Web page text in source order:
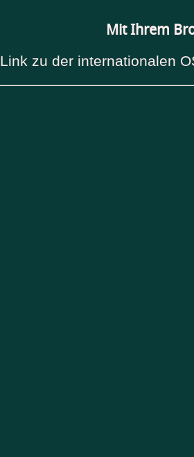
Mit Ihrem
Link zu der internationalen